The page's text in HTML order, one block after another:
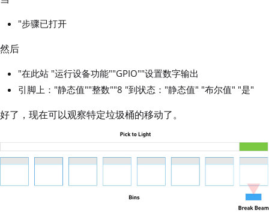
"步骤已打开
然后
"在此站 "运行设备功能""GPIO""设置数字输出
引脚上："静态值""整数""8 "到状态："静态值" "布尔值" "是"
好了，现在可以观察特定垃圾桶的移动了。